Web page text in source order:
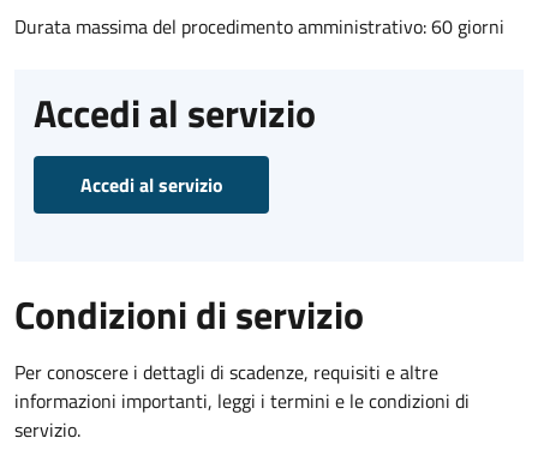
Durata massima del procedimento amministrativo: 60 giorni
Accedi al servizio
Accedi al servizio
Condizioni di servizio
Per conoscere i dettagli di scadenze, requisiti e altre
informazioni importanti, leggi i termini e le condizioni di
servizio.